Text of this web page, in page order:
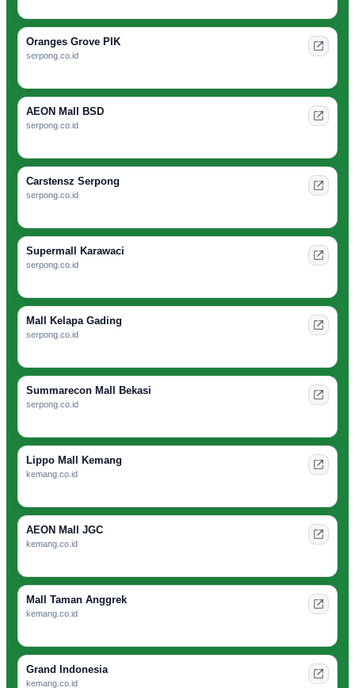
Oranges Grove PIK
serpong.co.id
AEON Mall BSD
serpong.co.id
Carstensz Serpong
serpong.co.id
Supermall Karawaci
serpong.co.id
Mall Kelapa Gading
serpong.co.id
Summarecon Mall Bekasi
serpong.co.id
Lippo Mall Kemang
kemang.co.id
AEON Mall JGC
kemang.co.id
Mall Taman Anggrek
kemang.co.id
Grand Indonesia
kemang.co.id